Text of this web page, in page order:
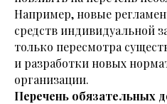
Например, новые
средств индивидуальной
только пересмотра
и разработки новых
организации.
Перечень обязательных